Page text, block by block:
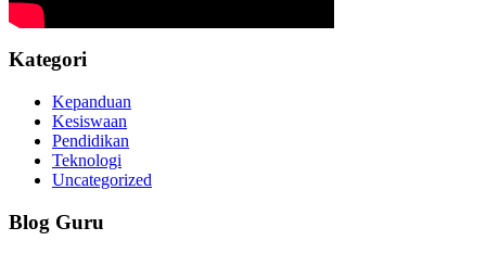
Kategori
Kepanduan
Kesiswaan
Pendidikan
Teknologi
Uncategorized
Blog Guru